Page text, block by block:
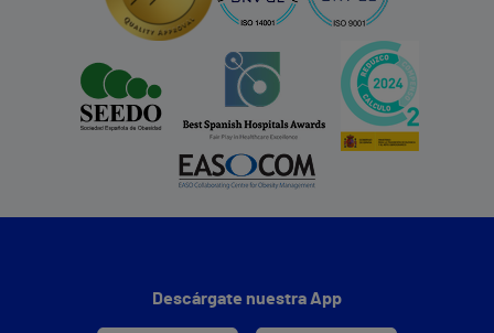
Descárgate nuestra App